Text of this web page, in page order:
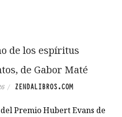
de los espíritus
de Gabor Maté
/ ZENDALIBROS.COM
Premio Hubert Evans de